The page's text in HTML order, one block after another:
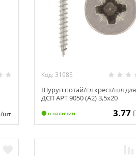
/шт
Код: 31985
Шуруп потай/гл крест/шл для
ДСП АРТ 9050 (А2) 3,5х20
в наличии 3.77